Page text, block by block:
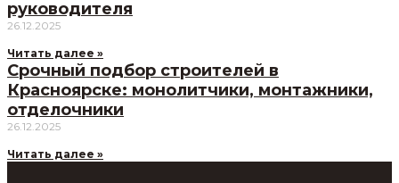
руководителя
26.12.2025
Читать далее »
Срочный подбор строителей в
Красноярске: монолитчики, монтажники,
отделочники
26.12.2025
Читать далее »